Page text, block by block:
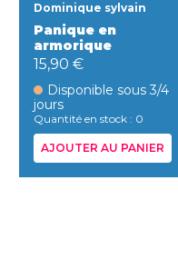
Dominique sylvain
Panique en
armorique
15,90 €
Disponible sous 3/4
jours
Quantité en stock : 0
AJOUTER AU PANIER